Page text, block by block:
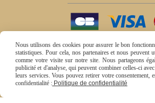
Nous utilisons des cookies pour assurer le bon
statistiques. Pour cela, nos partenaires et nous peuvent
comme votre visite sur notre site. Nous partageons
publicité et d'analyse, qui peuvent combiner celles-ci
leurs services. Vous pouvez retirer votre
confidentialité : Politique de confidentialité